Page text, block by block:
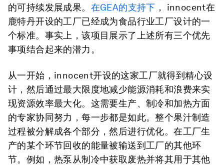
的可持续发展成果。 在GEA的支持下 ， innocent在
鹿特丹开设的工厂已经成为食品行业工厂设计的一
个标准。事实上，该项目展示了上述所有三个优先
事项结合起来的潜力。
从一开始，innocent开设的这家工厂就得到精心设
计，然后通过最大限度地减少能源消耗和浪费来实
现资源效率最大化。这需要生产、制冷和加热方面
的专家协同努力，每一步都是如此。整个果汁制造
过程被分解成各个部分，然后进行优化。在工厂生
产的某个环节回收的能量被输送到工厂的其他环
节。例如，热泵从制冷中获取废热并将其用于其他